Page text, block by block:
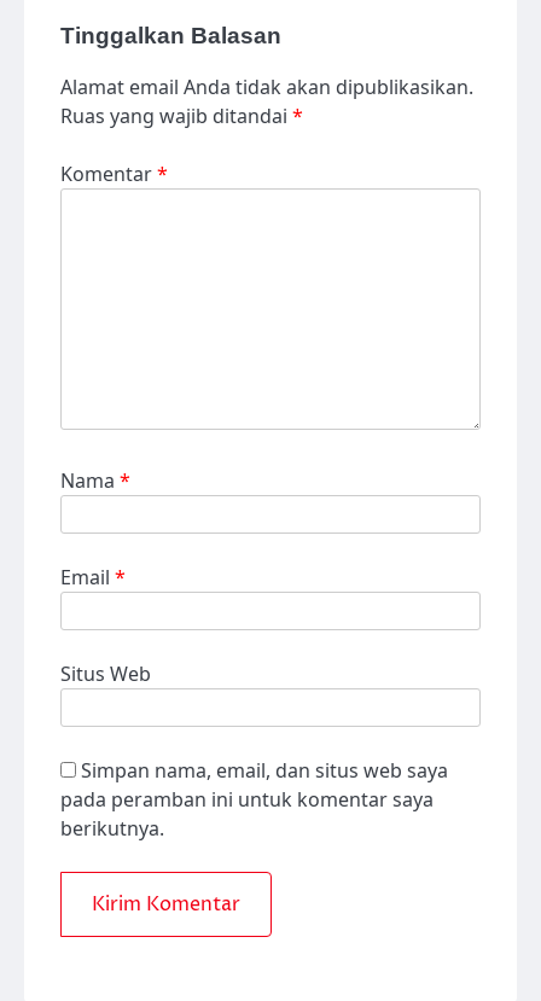
Tinggalkan Balasan
Alamat email Anda tidak akan dipublikasikan.
Ruas yang wajib ditandai *
Komentar*
Nama *
Email *
Situs Web
Simpan nama, email, dan situs web saya
pada peramban ini untuk komentar saya
berikutnya.